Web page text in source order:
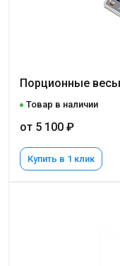
Порционные весы
Товар в наличии
от 5 100 ₽
Купить в 1 клик